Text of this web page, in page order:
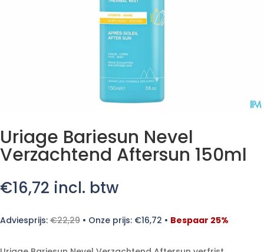
Uriage Bariesun Nevel
Verzachtend Aftersun 150ml
€16,72 incl. btw
Adviesprijs: €22,29 • Onze prijs: €16,72 • Bespaar 25%